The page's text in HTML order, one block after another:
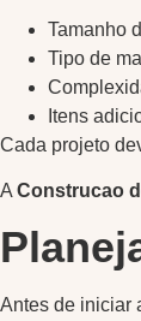
Tamanho
Tipo de
Itens
Cada projeto
AConstrucao
Antes de iniciar